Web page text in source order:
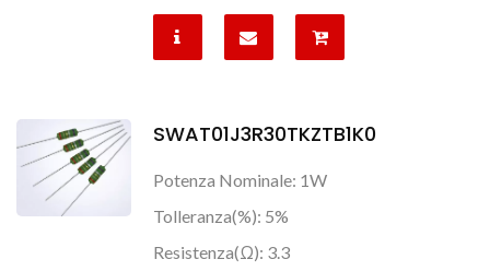
SWAT01J3R30TKZTB1K0
Potenza Nominale: 1W
Tolleranza(%): 5%
Resistenza(Ω): 3.3